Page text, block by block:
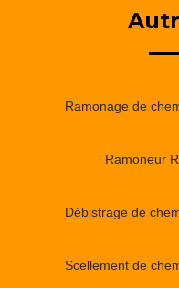
Ramonage de
Ramoneur
Débistrage de
Scellement de